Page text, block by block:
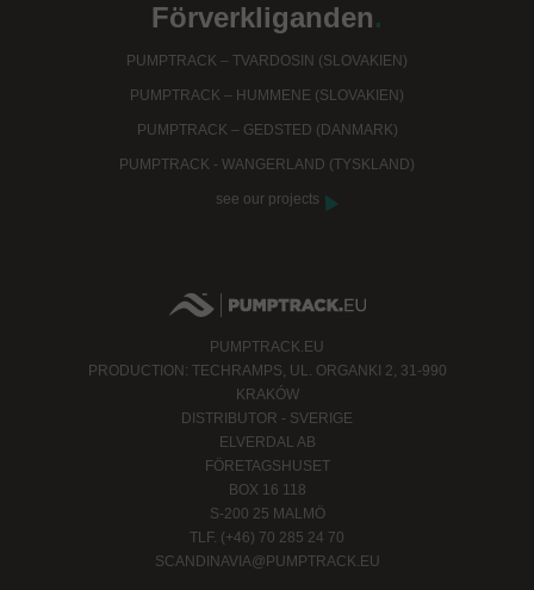
Förverkliganden.
PUMPTRACK – TVARDOSIN (SLOVAKIEN)
PUMPTRACK – HUMMENE (SLOVAKIEN)
PUMPTRACK – GEDSTED (DANMARK)
PUMPTRACK - WANGERLAND (TYSKLAND)
see our projects
PUMPTRACK.EU
PRODUCTION: TECHRAMPS, UL. ORGANKI 2, 31-990
KRAKÓW
DISTRIBUTOR - SVERIGE
ELVERDAL AB
FÖRETAGSHUSET
BOX 16 118
S-200 25 MALMÖ
TLF. (+46) 70 285 24 70
SCANDINAVIA@PUMPTRACK.EU